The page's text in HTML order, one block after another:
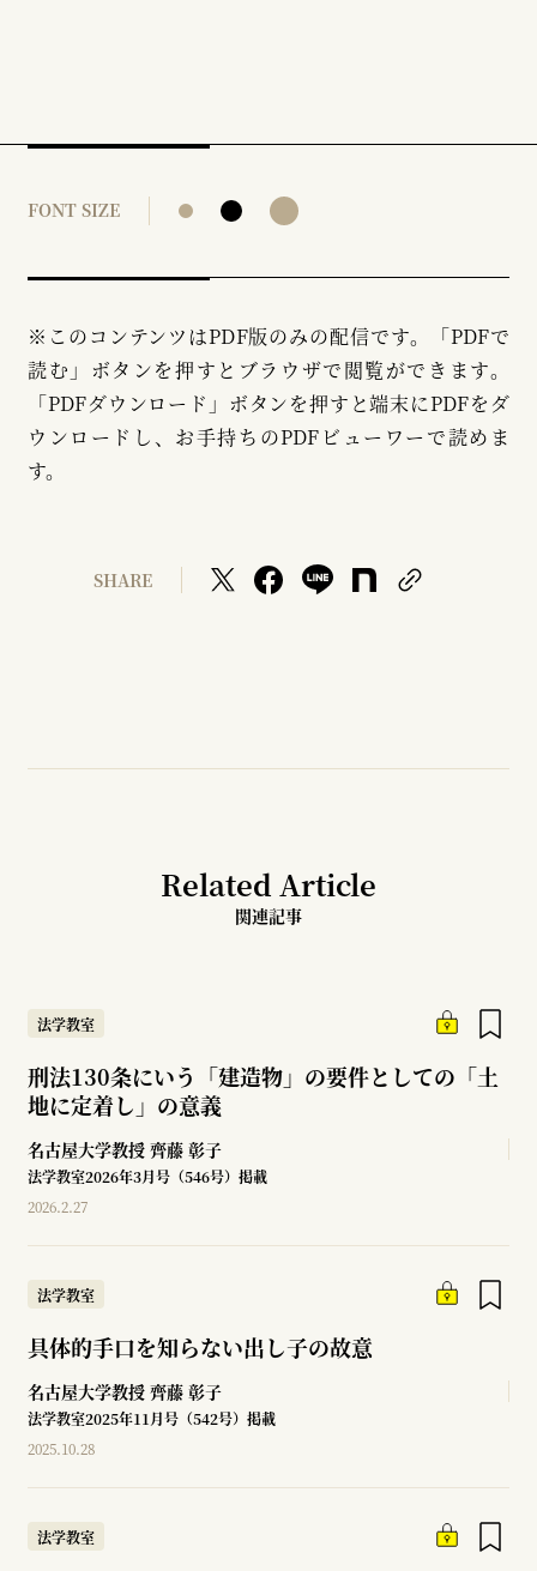
FONT SIZE
※このコンテンツはPDF版のみの配信です。「PDFで
読む」ボタンを押すとブラウザで閲覧ができます。
「PDFダウンロード」ボタンを押すと端末にPDFをダ
ウンロードし、お手持ちのPDFビューワーで読めま
す。
SHARE
Related Article
関連記事
法学教室
刑法130条にいう「建造物」の要件としての「土
地に定着し」の意義
名古屋大学教授 齊藤 彰子
法学教室2026年3月号（546号）掲載
2026.2.27
法学教室
具体的手口を知らない出し子の故意
名古屋大学教授 齊藤 彰子
法学教室2025年11月号（542号）掲載
2025.10.28
法学教室